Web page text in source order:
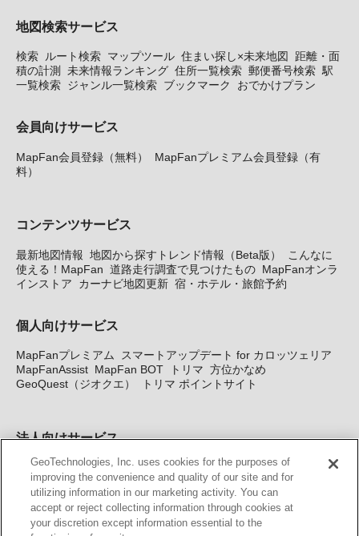
地図検索サービス
検索 ルート検索 マップツール 住まい探し×未来地図
距離・面
積の計測
未来情報ランキング 住所一覧検索 郵便番号検索 駅
一覧検索 ジャンル一覧検索 ブックマーク おでかけプラン
会員向けサービス
MapFan会員登録（無料）
MapFanプレミアム会員登録（有
料）
コンテンツサービス
最新地図情報 地図から探すトレンド情報（Beta版）
こんなに
使える！MapFan 道路走行調査で見つけたもの MapFanオンラ
インストア
カーナビ地図更新 宿・ホテル・旅館予約
個人向けサービス
MapFanプレミアム
スマートアップデート for カロッツェリア
MapFanAssist MapFan BOT トリマ 方位かなめ
GeoQuest（ジオクエ）
トリマ ポイントサイト
法人向けサービス
法人向け地図・位置情報サービス WEBサイト・システム向け地
図API Windows PC向け地図開発キット MapFan DB 住所確認
サービス
MAP WORLD+ トリマ広告 Geo-Research
GeoTechnologies, Inc. uses cookies for the purposes of
improving the convenience and quality of our site and for
utilizing information in our marketing activity. You can
accept or reject collecting information through cookies at
your discretion except information essential to the